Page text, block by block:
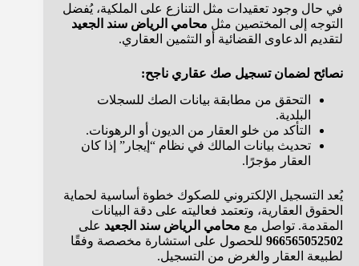
في حال وجود تعقيدات مثل التنازع على الملكية، يُفضل
التوجه إلى المختصين مثل محامي الرياض سند الجعيد
لتقديم الدعاوى القضائية أو التثمين العقاري.
نصائح لضمان تسجيل صك عقاري ناجح:
التحقق من مطابقة بيانات الصك للسجلات
البلدية.
التأكد من خلو العقار من الديون أو الرهونات.
تحديث بيانات المالك في نظام “إيجار” إذا كان
العقار مؤجرًا.
يُعد التسجيل الإلكتروني للصكوك خطوة أساسية لحماية
الحقوق العقارية، وتعتمد فعاليته على دقة البيانات
المقدمة. تواصل مع محامي الرياض سند الجعيد على
966565052502 للحصول على استشارة مخصصة وفقًا
لطبيعة العقار والغرض من التسجيل.